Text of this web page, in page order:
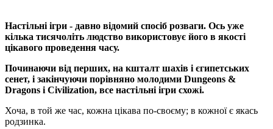
Настільні ігри - давно відомий спосіб розваги. Ось уже
кілька тисячоліть людство використовує його в якості
цікавого проведення часу.
Починаючи від перших, на кшталт шахів і єгипетських
сенет, і закінчуючи порівняно молодими Dungeons &
Dragons і Civilization, все настільні ігри схожі.
Хоча, в той же час, кожна цікава по-своєму; в кожної є якась
родзинка.